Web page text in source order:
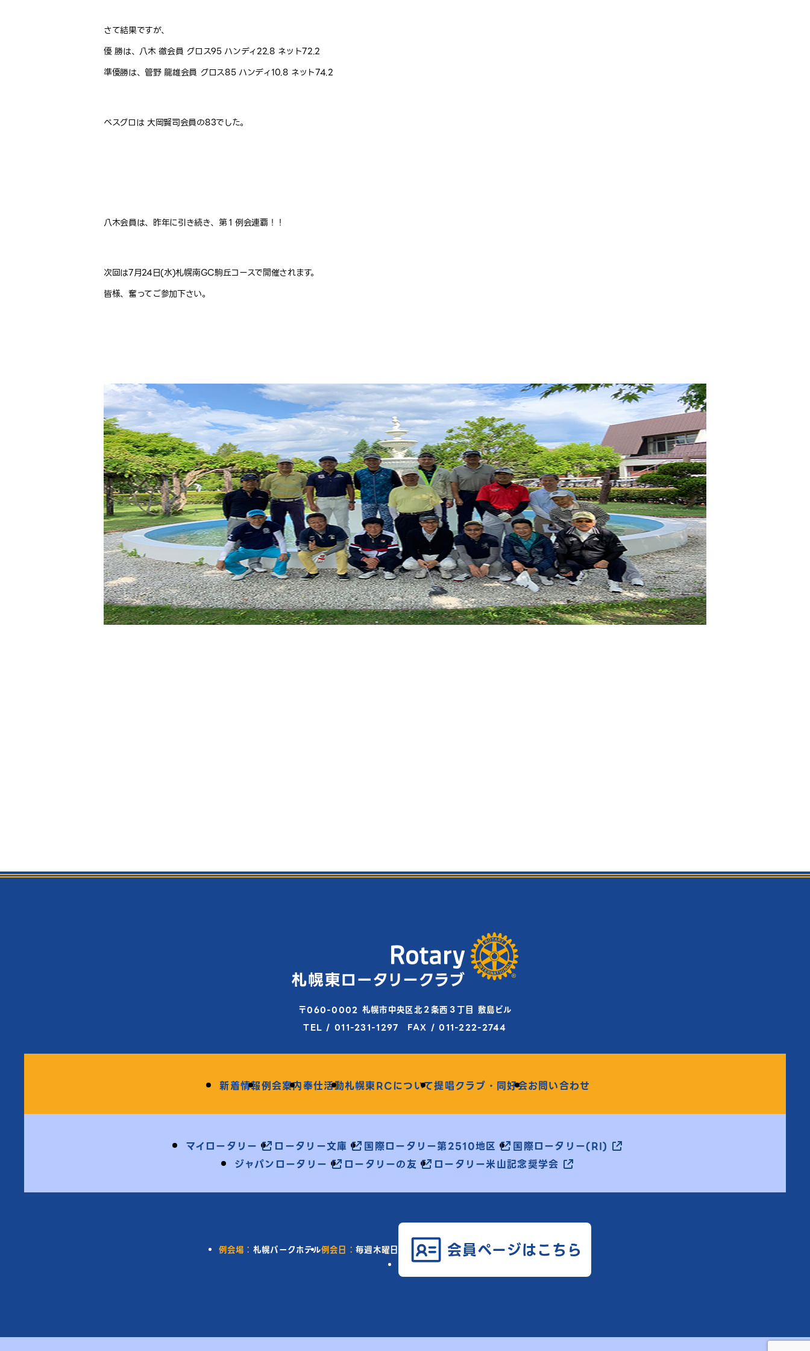
さて結果ですが、
優 勝は、八木 徹会員 グロス95 ハンディ22.8 ネット72.2
準優勝は、管野 龍雄会員 グロス85 ハンディ10.8 ネット74.2
ベスグロは 大岡賢司会員の83でした。
八木会員は、昨年に引き続き、第１例会連覇！！
次回は7月24日(水)札幌南GC駒丘コースで開催されます。
皆様、奮ってご参加下さい。
〒060-0002 札幌市中央区北２条西３丁目 敷島ビル
TEL / 011-231-1297 FAX / 011-222-2744
新着情報例会案内奉仕活動札幌東RCについて提唱クラブ・同好会お問い合わせ
マイロータリー ロータリー文庫 国際ロータリー第2510地区
国際ロータリー(RI)
ジャパンロータリー
ロータリーの友 ロータリー米山記念奨学会
例会場： 札幌パークホテル例会日：毎週木曜日 会員ページはこちら